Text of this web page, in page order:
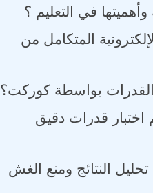
في التعليم ؟
المتكامل من
القدرات بواسطة كوركت؟
قدرات دقيق
النتائج ومنع الغش